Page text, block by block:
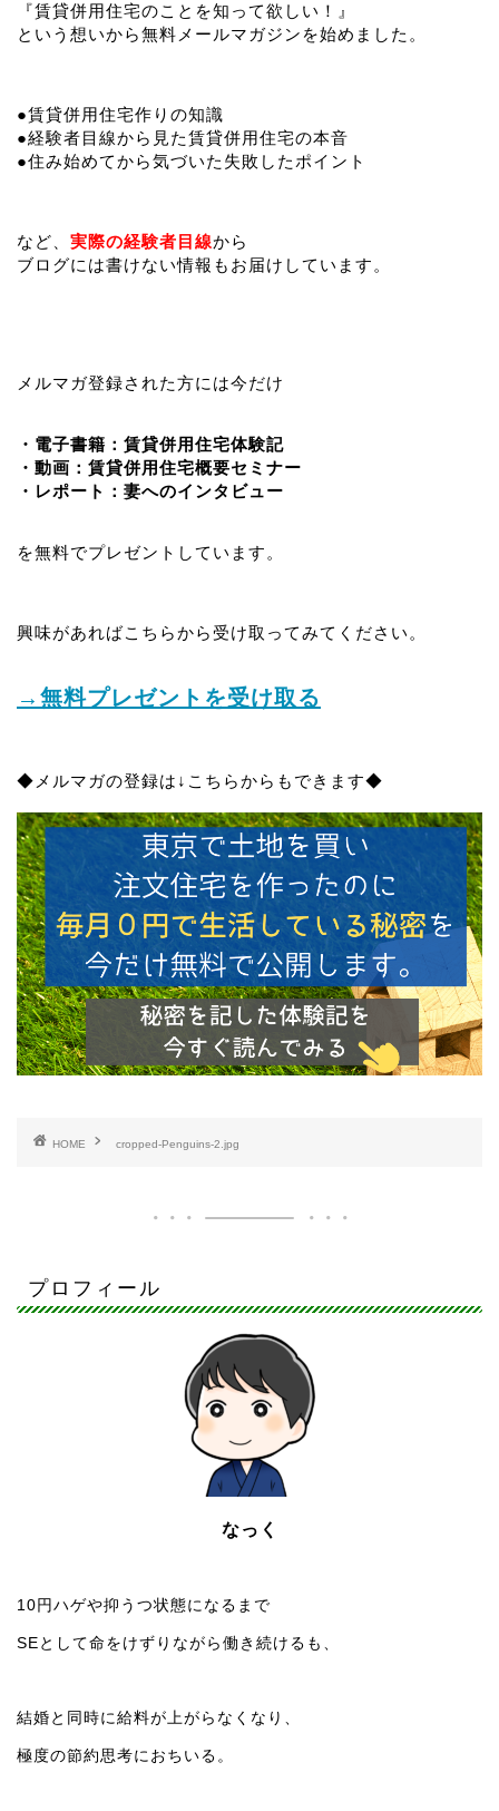
『賃貸併用住宅のことを知って欲しい！』
という想いから無料メールマガジンを始めました。
●賃貸併用住宅作りの知識
●経験者目線から見た賃貸併用住宅の本音
●住み始めてから気づいた失敗したポイント
など、 実際の経験者目線から
ブログには書けない情報もお届けしています。
メルマガ登録された方には今だけ
・電子書籍：賃貸併用住宅体験記
・動画：賃貸併用住宅概要セミナー
・レポート：妻へのインタビュー
を無料でプレゼントしています。
興味があればこちらから受け取ってみてください。
→無料プレゼントを受け取る
◆メルマガの登録は↓こちらからもできます◆
HOME cropped-Penguins-2.jpg
プロフィール
なっく
10円ハゲや抑うつ状態になるまで
SEとして命をけずりながら働き続けるも、
結婚と同時に給料が上がらなくなり、
極度の節約思考におちいる。